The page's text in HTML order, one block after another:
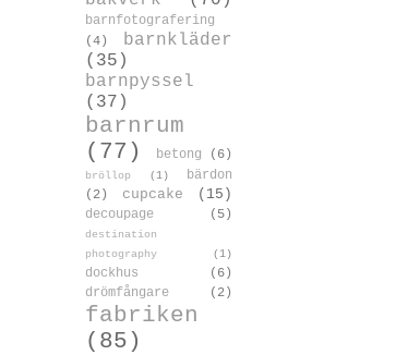
barnfotografering
(4)
barnkläder
(35)
barnpyssel
(37)
barnrum
(77)
betong (6)
bröllop (1)
bärdon
(2)
cupcake (15)
decoupage (5)
destination
photography
(1)
dockhus
(6)
drömfångare
(2)
fabriken
(85)